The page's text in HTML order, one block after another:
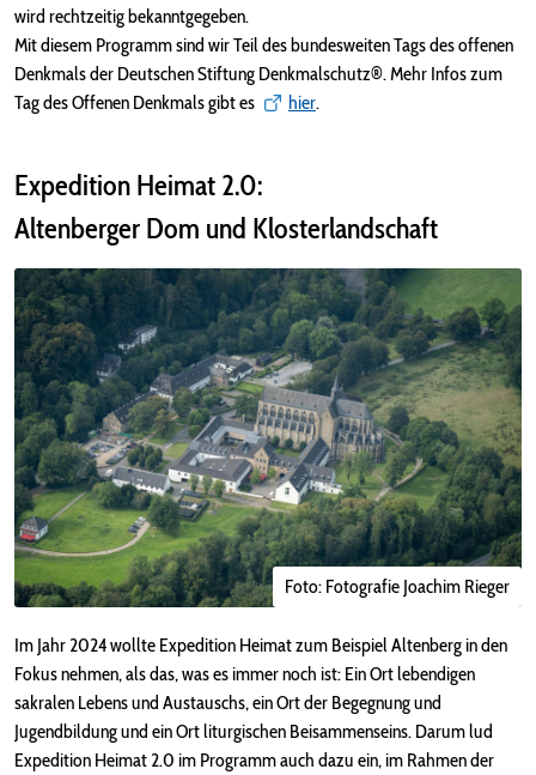
wird rechtzeitig bekanntgegeben.
Mit diesem Programm sind wir Teil des bundesweiten Tags des offenen
Denkmals der Deutschen Stiftung Denkmalschutz®. Mehr Infos zum
Tag des Offenen Denkmals gibt es
hier.
Expedition Heimat 2.0:
Altenberger Dom und Klosterlandschaft
Foto: Fotografie Joachim Rieger
Im Jahr 2024 wollte Expedition Heimat zum Beispiel Altenberg in den
Fokus nehmen, als das, was es immer noch ist: Ein Ort lebendigen
sakralen Lebens und Austauschs, ein Ort der Begegnung und
Jugendbildung und ein Ort liturgischen Beisammenseins. Darum lud
Expedition Heimat 2.0 im Programm auch dazu ein, im Rahmen der